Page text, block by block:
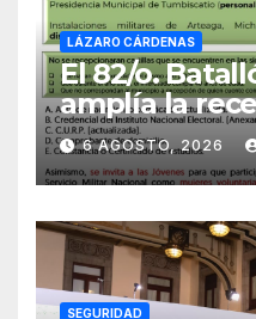
LÁZARO CÁRDENAS
El 82/o.
amplía la
documentos
Catilla del
Nacional
6 AGOSTO, 2026
SEGURIDAD